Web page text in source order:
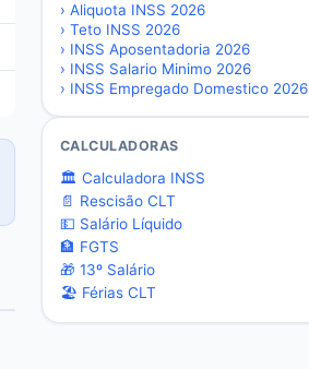
› Aliquota INSS 2026
› Teto INSS 2026
› INSS Aposentadoria 2026
› INSS Salario Minimo 2026
› INSS Empregado Domestico 2026
CALCULADORAS
🏛️ Calculadora INSS
📄 Rescisão CLT
💵 Salário Líquido
🏦 FGTS
🎁 13º Salário
🏖️ Férias CLT